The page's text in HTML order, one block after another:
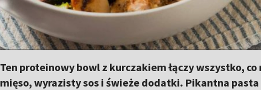
Ten proteinowy bowl z kurczakiem łączy wszystko,
mięso, wyrazisty sos i świeże dodatki. Pikantna